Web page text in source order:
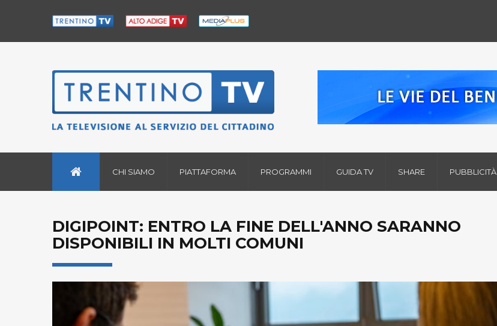
CHI SIAMO PIATTAFORMA PROGRAMMI GUIDA TV SHARE PUBBLICITÀ
DIGIPOINT: ENTRO LA FINE DELL'ANNO SARANNO
DISPONIBILI IN MOLTI COMUNI